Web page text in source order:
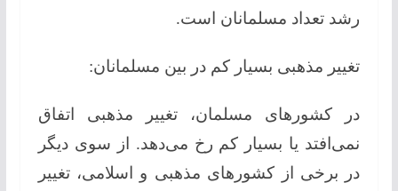
رشد تعداد مسلمانان است.
تغییر مذهبی بسیار کم در بین مسلمانان:
در کشورهای مسلمان، تغییر مذهبی اتفاق
نمی‌افتد یا بسیار کم رخ می‌دهد. از سوی دیگر
در برخی از کشورهای مذهبی و اسلامی، تغییر